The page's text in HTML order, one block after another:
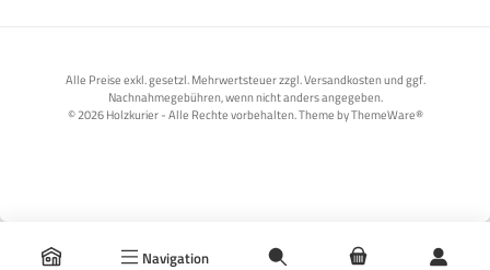
Navigation
Alle Preise exkl. gesetzl. Mehrwertsteuer zzgl. Versandkosten und ggf.
Nachnahmegebühren, wenn nicht anders angegeben.
© 2026 Holzkurier - Alle Rechte vorbehalten. Theme byThemeWare®